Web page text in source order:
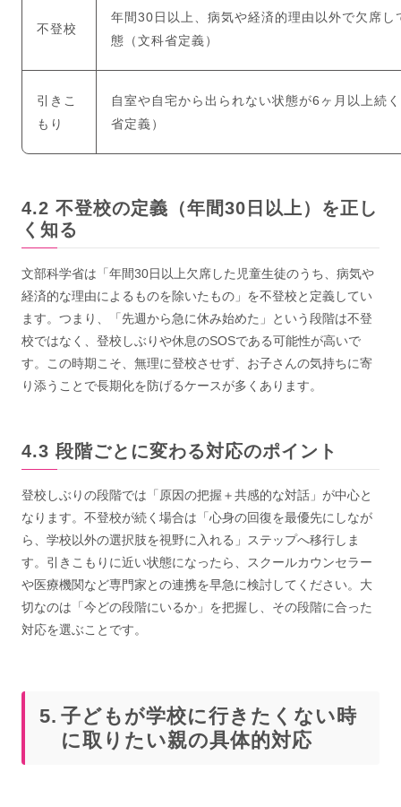
不登校
年間30日以上、病気や経済的理由以外で欠席し
態（文科省定義）
引きこ
もり
自室や自宅から出られない状態が6ヶ月以上続
省定義）
不登校の定義（年間30日以上）を正し
く知る
文部科学省は「年間30日以上欠席した児童生徒のうち、病気や
経済的な理由によるものを除いたもの」を不登校と定義してい
ます。つまり、「先週から急に休み始めた」という段階は不登
校ではなく、登校しぶりや休息のSOSである可能性が高いで
す。この時期こそ、無理に登校させず、お子さんの気持ちに寄
り添うことで長期化を防げるケースが多くあります。
段階ごとに変わる対応のポイント
登校しぶりの段階では「原因の把握＋共感的な対話」が中心と
なります。不登校が続く場合は「心身の回復を最優先にしなが
ら、学校以外の選択肢を視野に入れる」ステップへ移行しま
す。引きこもりに近い状態になったら、スクールカウンセラー
や医療機関など専門家との連携を早急に検討してください。大
切なのは「今どの段階にいるか」を把握し、その段階に合った
対応を選ぶことです。
子どもが学校に行きたくない時
に取りたい親の具体的対応